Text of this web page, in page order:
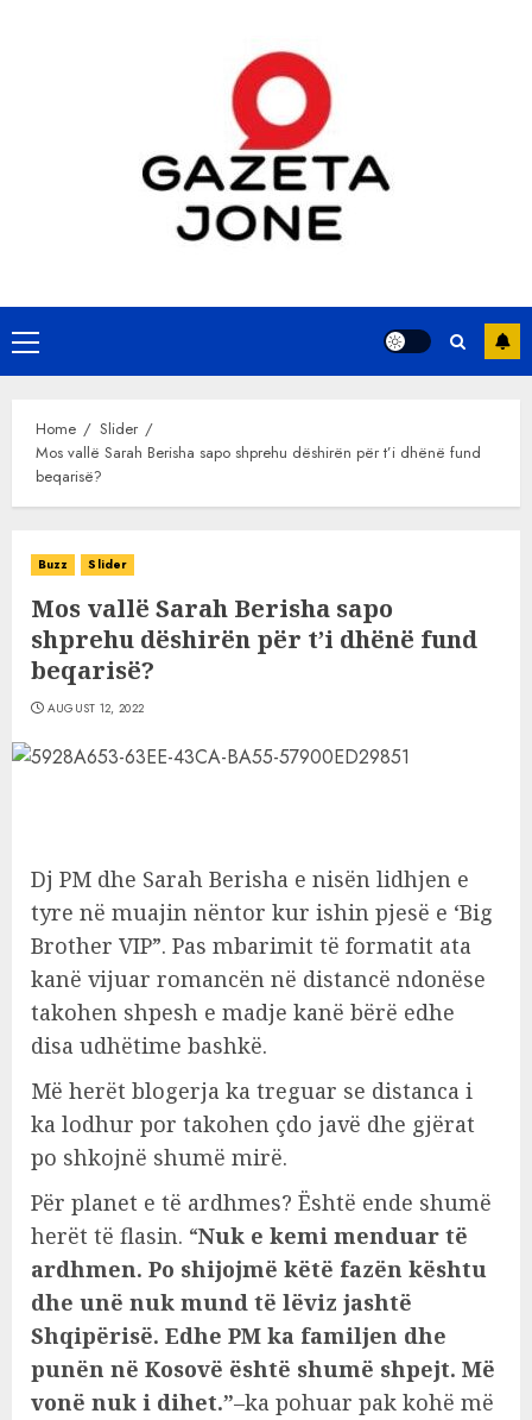
Primary
Menu
Home
Slider
Mos vallë Sarah Berisha sapo shprehu dëshirën për t’i dhënë fund
beqarisë?
Buzz Slider
Mos vallë Sarah Berisha sapo
shprehu dëshirën për t’i dhënë fund
beqarisë?
AUGUST 12, 2022
Dj PM dhe Sarah Berisha e nisën lidhjen e
tyre në muajin nëntor kur ishin pjesë e ‘Big
Brother VIP”. Pas mbarimit të formatit ata
kanë vijuar romancën në distancë ndonëse
takohen shpesh e madje kanë bërë edhe
disa udhëtime bashkë.
Më herët blogerja ka treguar se distanca i
ka lodhur por takohen çdo javë dhe gjërat
po shkojnë shumë mirë.
Për planet e të ardhmes? Është ende shumë
herët të flasin. “Nuk e kemi menduar të
ardhmen. Po shijojmë këtë fazën kështu
dhe unë nuk mund të lëviz jashtë
Shqipërisë. Edhe PM ka familjen dhe
punën në Kosovë është shumë shpejt. Më
vonë nuk i dihet.”–ka pohuar pak kohë më